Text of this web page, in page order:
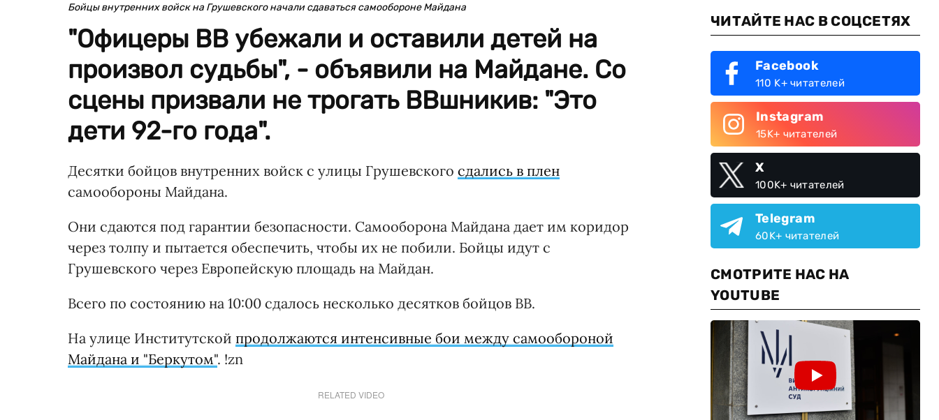
Бойцы внутренних войск на Грушевского начали сдаваться самообороне Майдана
"Офицеры ВВ убежали и оставили детей на
произвол судьбы", - объявили на Майдане. Со
сцены призвали не трогать ВВшникив: "Это
дети 92-го года".
Десятки бойцов внутренних войск с улицы Грушевского сдались в плен
самообороны Майдана.
Они сдаются под гарантии безопасности. Самооборона Майдана дает им коридор
через толпу и пытается обеспечить, чтобы их не побили. Бойцы идут с
Грушевского через Европейскую площадь на Майдан.
Всего по состоянию на 10:00 сдалось несколько десятков бойцов ВВ.
На улице Институтской продолжаются интенсивные бои между самообороной
Майдана и "Беркутом". !zn
RELATED VIDEO
ЧИТАЙТЕ НАС В СОЦСЕТЯХ
Facebook
110 K+ читателей
Instagram
15K+ читателей
X
100K+ читателей
Telegram
60K+ читателей
СМОТРИТЕ НАС НА
YOUTUBE